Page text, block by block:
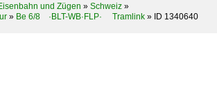
und Zügen » Schweiz »
» Be 6/8 ·BLT-WB·FLP· Tramlink » ID 1340640